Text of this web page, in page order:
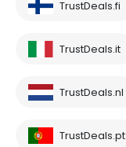
TrustDeals.fi
TrustDeals.it
TrustDeals.nl
TrustDeals.pt